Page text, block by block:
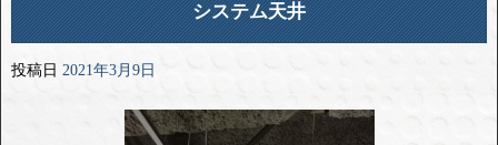
システム天井
投稿日 2021年3月9日